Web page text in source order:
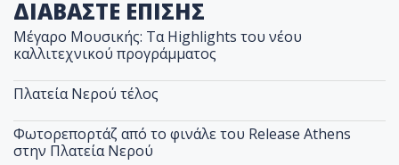
ΔΙΑΒΑΣΤΕ ΕΠΙΣΗΣ
Μέγαρο Μουσικής: Τα Highlights του νέου
καλλιτεχνικού προγράμματος
Πλατεία Νερού τέλος
Φωτορεπορτάζ από το φινάλε του Release Athens
στην Πλατεία Νερού